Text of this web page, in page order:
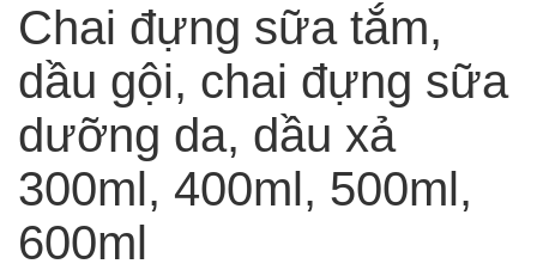
Chai đựng sữa tắm,
dầu gội, chai đựng sữa
dưỡng da, dầu xả
300ml, 400ml, 500ml,
600ml